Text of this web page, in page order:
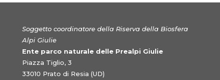
Soggetto coordinatore della Riserva della Biosfera
Alpi Giulie
Ente parco naturale delle Prealpi Giulie
Piazza Tiglio, 3
33010 Prato di Resia (UD)